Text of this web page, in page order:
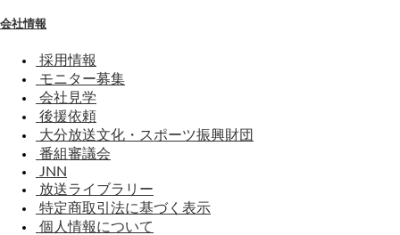
会社情報
採用情報
モニター募集
会社見学
後援依頼
大分放送文化・スポーツ振興財団
番組審議会
JNN
放送ライブラリー
特定商取引法に基づく表示
個人情報について